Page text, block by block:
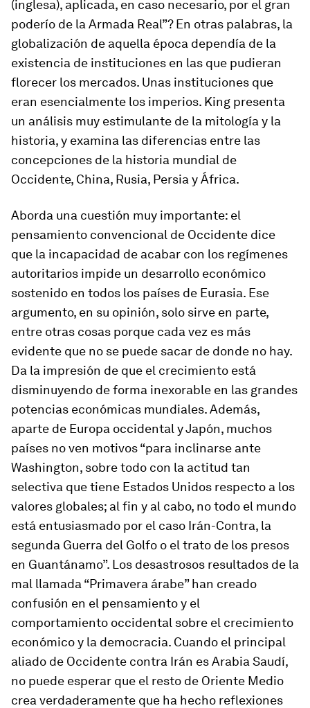
(inglesa), aplicada, en caso necesario, por el gran
poderío de la Armada Real”? En otras palabras, la
globalización de aquella época dependía de la
existencia de instituciones en las que pudieran
florecer los mercados. Unas instituciones que
eran esencialmente los imperios. King presenta
un análisis muy estimulante de la mitología y la
historia, y examina las diferencias entre las
concepciones de la historia mundial de
Occidente, China, Rusia, Persia y África.
Aborda una cuestión muy importante: el
pensamiento convencional de Occidente dice
que la incapacidad de acabar con los regímenes
autoritarios impide un desarrollo económico
sostenido en todos los países de Eurasia. Ese
argumento, en su opinión, solo sirve en parte,
entre otras cosas porque cada vez es más
evidente que no se puede sacar de donde no hay.
Da la impresión de que el crecimiento está
disminuyendo de forma inexorable en las grandes
potencias económicas mundiales. Además,
aparte de Europa occidental y Japón, muchos
países no ven motivos “para inclinarse ante
Washington, sobre todo con la actitud tan
selectiva que tiene Estados Unidos respecto a los
valores globales; al fin y al cabo, no todo el mundo
está entusiasmado por el caso Irán-Contra, la
segunda Guerra del Golfo o el trato de los presos
en Guantánamo”. Los desastrosos resultados de la
mal llamada “Primavera árabe” han creado
confusión en el pensamiento y el
comportamiento occidental sobre el crecimiento
económico y la democracia. Cuando el principal
aliado de Occidente contra Irán es Arabia Saudí,
no puede esperar que el resto de Oriente Medio
crea verdaderamente que ha hecho reflexiones